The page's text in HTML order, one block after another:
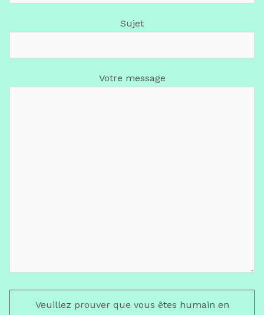
Sujet
Votre message
Veuillez prouver que vous êtes humain en